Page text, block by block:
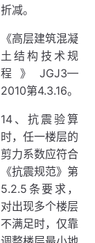
折减。
《高层建筑混凝
土结构技术规
程》JGJ3—
2010第4.3.16。
14、抗震验算
时，任一楼层的
剪力系数应符合
《抗震规范》第
5.2.5条要求，
对出现多个楼层
不满足时，仅靠